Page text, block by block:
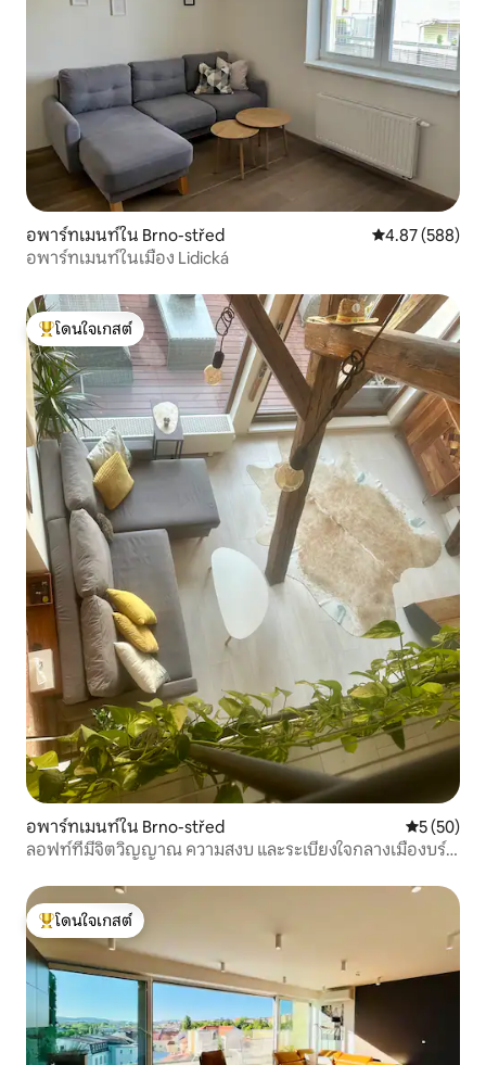
อพาร์ทเมนท์ใน Brno-střed คะแนนเฉลี่ย
4.87 (588)
อพาร์ทเมนท์ในเมือง Lidická
โดนใจเกสต์ที่สุด
โดนใจเกสต์
อพาร์ทเมนท์ใน Brno-střed คะแนนเฉลี่
5 (50)
ลอฟท์ที่มีจิตวิญญาณ ความสงบ และระเบียงใจกลางเมืองบร์
โดนใจเกสต์ที่สุด
โดนใจเกสต์